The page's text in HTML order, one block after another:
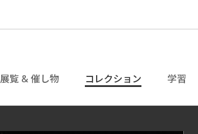
展覧 & 催し物 コレクション 学習